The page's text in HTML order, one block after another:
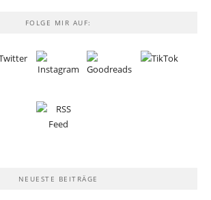
FOLGE MIR AUF:
NEUESTE BEITRÄGE